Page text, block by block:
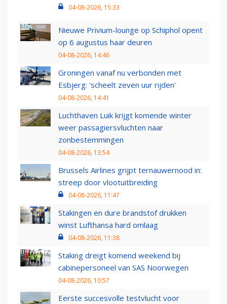
04-08-2026, 15:33
Nieuwe Privium-lounge op Schiphol opent
op 6 augustus haar deuren
04-08-2026, 14:46
Groningen vanaf nu verbonden met
Esbjerg: 'scheelt zeven uur rijden'
04-08-2026, 14:41
Luchthaven Luik krijgt komende winter
weer passagiersvluchten naar
zonbestemmingen
04-08-2026, 13:54
Brussels Airlines grijpt ternauwernood in:
streep door vlootuitbreiding
04-08-2026, 11:47
Stakingen en dure brandstof drukken
winst Lufthansa hard omlaag
04-08-2026, 11:38
Staking dreigt komend weekend bij
cabinepersoneel van SAS Noorwegen
04-08-2026, 10:57
Eerste succesvolle testvlucht voor